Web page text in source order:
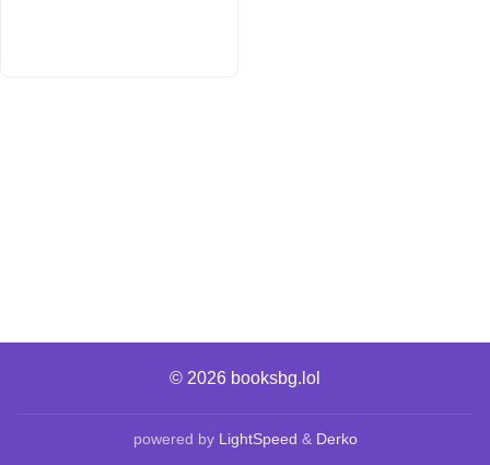
© 2026 booksbg.lol
powered by LightSpeed & Derko